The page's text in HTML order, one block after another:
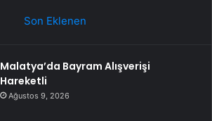
Son Eklenen
Malatya’da Bayram Alışverişi
Hareketli
Ağustos 9, 2026